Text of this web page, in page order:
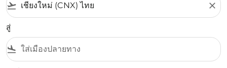
flight_takeoff close
สู่
flight_land